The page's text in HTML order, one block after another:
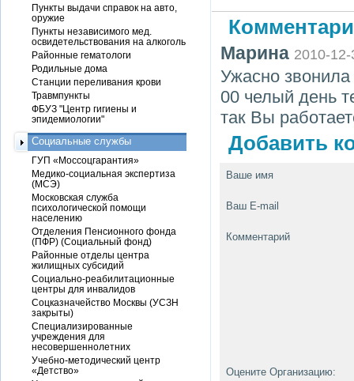
Марина 2010-12-
Ужасно
00 челый день
так Вы
Добавить
Ваше имя
Ваш E-mail
Комментарий
Оцените Организацию:
Пункты выдачи справок на авто,
оружие
Пункты независимого мед.
освидетельствования на алкоголь
Районные гематологи
Родильные дома
Станции переливания крови
Травмпункты
ФБУЗ "Центр гигиены и
эпидемиологии"
Социальные службы
ГУП «Моссоцгарантия»
Медико-социальная экспертиза
(МСЭ)
Московская служба
психологической помощи
населению
Отделения Пенсионного фонда
(ПФР) (Социальный фонд)
Районные отделы центра
жилищных субсидий
Социально-реабилитационные
центры для инвалидов
Соцказначейство Москвы (УСЗН
закрыты)
Специализированные
учреждения для
несовершеннолетних
Учебно-методический центр
«Детство»